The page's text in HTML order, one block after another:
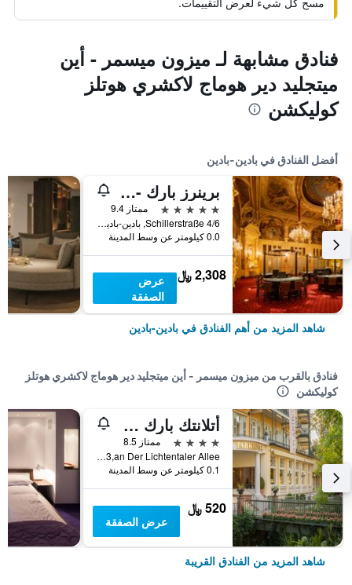
فنادق مشابهة لـ ميزون ميسمر - أين
ميتجليد دير هوماج لاكشري هوتلز
كوليكشن
أفضل الفنادق في بادين-بادين
برينرز بارك - هوتل آند سبا، أوتكر هوتلز
5 نجوم
ممتاز 9.4
Schillerstraße 4/6, بادين-بادين, بادن - فورتمبيرغ, ألمانيا
0.0 كيلومتر عن وسط المدينة
2,308 ﷼
عرض
الصفقة
شاهد المزيد من أهم الفنادق في بادين-بادين
فنادق بالقرب من ميزون ميسمر - أين ميتجليد دير هوماج لاكشري هوتلز
كوليكشن
أتلانتك بارك هوتل
4 نجوم
ممتاز 8.5
Goetheplatz 3,an Der Lichtentaler Allee, بادين-بادين, بادن - فورتمبيرغ, ألمانيا
0.1 كيلومتر عن وسط المدينة
520 ﷼
عرض الصفقة
شاهد المزيد من الفنادق القريبة